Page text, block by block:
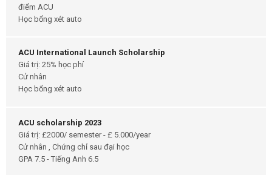
điểm ACU
Học bổng xét auto
ACU International Launch Scholarship
Giá trị: 25% học phí
Cử nhân
Học bổng xét auto
ACU scholarship 2023
Giá trị: £2000/ semester - £ 5.000/year
Cử nhân , Chứng chỉ sau đại học
GPA 7.5 - Tiếng Anh 6.5